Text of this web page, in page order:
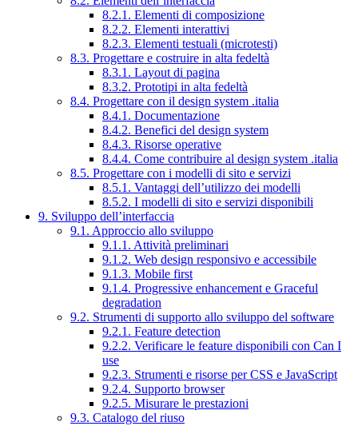
8.2.1. Elementi di composizione
8.2.2. Elementi interattivi
8.2.3. Elementi testuali (microtesti)
8.3. Progettare e costruire in alta fedeltà
8.3.1. Layout di pagina
8.3.2. Prototipi in alta fedeltà
8.4. Progettare con il design system .italia
8.4.1. Documentazione
8.4.2. Benefici del design system
8.4.3. Risorse operative
8.4.4. Come contribuire al design system .italia
8.5. Progettare con i modelli di sito e servizi
8.5.1. Vantaggi dell’utilizzo dei modelli
8.5.2. I modelli di sito e servizi disponibili
9. Sviluppo dell’interfaccia
9.1. Approccio allo sviluppo
9.1.1. Attività preliminari
9.1.2. Web design responsivo e accessibile
9.1.3. Mobile first
9.1.4. Progressive enhancement e Graceful
degradation
9.2. Strumenti di supporto allo sviluppo del software
9.2.1. Feature detection
9.2.2. Verificare le feature disponibili con Can I
use
9.2.3. Strumenti e risorse per CSS e JavaScript
9.2.4. Supporto browser
9.2.5. Misurare le prestazioni
9.3. Catalogo del riuso